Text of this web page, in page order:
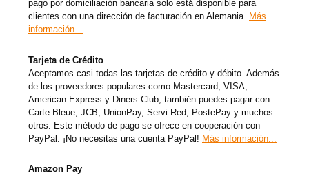
pago por domiciliación bancaria solo está disponible para
clientes con una dirección de facturación en Alemania. Más
información...
Tarjeta de Crédito
Aceptamos casi todas las tarjetas de crédito y débito. Además
de los proveedores populares como Mastercard, VISA,
American Express y Diners Club, también puedes pagar con
Carte Bleue, JCB, UnionPay, Servi Red, PostePay y muchos
otros. Este método de pago se ofrece en cooperación con
PayPal. ¡No necesitas una cuenta PayPal! Más información...
Amazon Pay